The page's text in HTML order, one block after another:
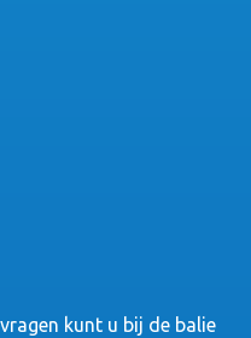
kunt u bij de balie